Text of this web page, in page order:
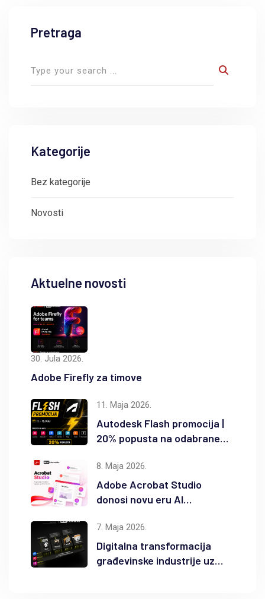
Pretraga
Kategorije
Bez kategorije
Novosti
Aktuelne novosti
30. Jula 2026.
Adobe Firefly za timove
11. Maja 2026.
Autodesk Flash promocija |
20% popusta na odabrane
8. Maja 2026.
Adobe Acrobat Studio
donosi novu eru AI
7. Maja 2026.
Digitalna transformacija
građevinske industrije uz